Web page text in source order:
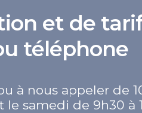
et de
téléphone
à nous appeler de
samedi de 9h30 à